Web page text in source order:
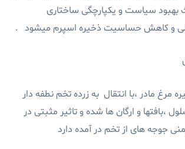
بهبود سیاست و یکپارچگی ساختاری
و کاهش حساسیت ذخیره اسپرم میشود .
امگا 3به جیره مرغ مادر ،با انتقال به زرده تخم نطفه دار
،بافتها و ارگان ها شده و تاثیر مثبتی در
جوجه های از تخم در آمده دارد